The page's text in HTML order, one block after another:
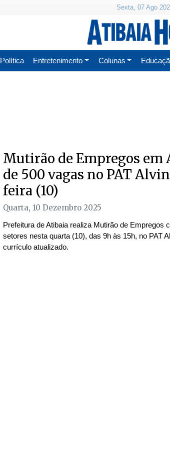
Sexta, 07 Ago
Política Entretenimento Colunas
Mutirão de Empregos em
de 500 vagas no PAT
feira (10)
Quarta, 10 Dezembro 2025
Prefeitura de Atibaia realiza Mutirão de Empregos
setores nesta quarta (10), das 9h às 15h, no PAT
currículo atualizado.